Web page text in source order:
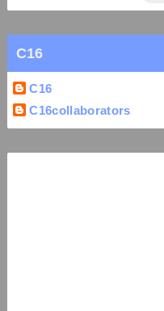
C16
C16
C16collaborators